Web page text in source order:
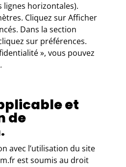
horizontales).
Cliquez sur Afficher
Dans la section
sur préférences.
», vous pouvez
et
de
avec l’utilisation du site
est soumis au droit